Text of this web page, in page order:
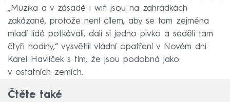
„Muzika a v zásadě i wifi jsou na zahrádkách
zakázané, protože není cílem, aby se tam zejména
mladí lidé potkávali, dali si jedno pivko a seděli tam
čtyři hodiny,“ vysvětlil vládní opatření v Novém dni
Karel Havlíček s tím, že jsou podobná jako
v ostatních zemích.
Čtěte také